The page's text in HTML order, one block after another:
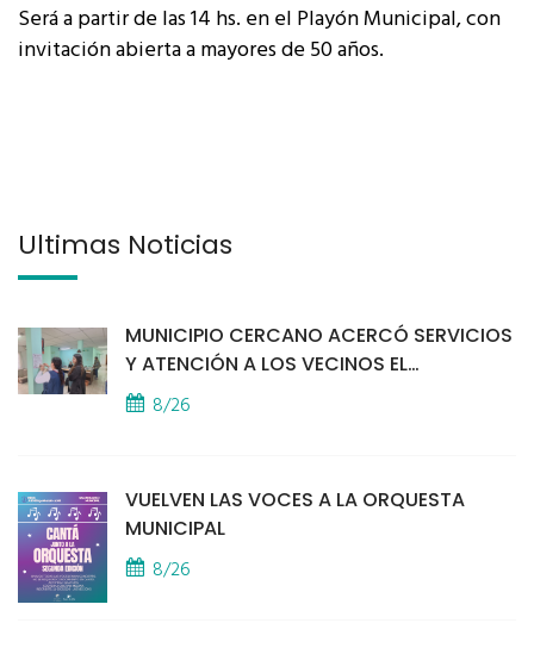
Será a partir de las 14 hs. en el Playón Municipal, con
invitación abierta a mayores de 50 años.
Últimas Noticias
MUNICIPIO CERCANO ACERCÓ SERVICIOS
Y ATENCIÓN A LOS VECINOS EL
PROVINCIAL
8/26
VUELVEN LAS VOCES A LA ORQUESTA
MUNICIPAL
8/26